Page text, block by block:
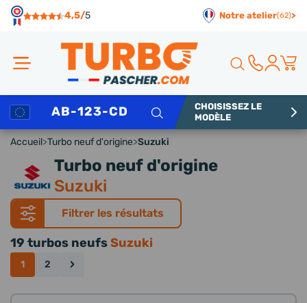
4,5/5 Notre atelier(62)>
Rechercher
CHOISISSEZ LE
MODÈLE
Accueil>Turbo neuf d'origine>Suzuki
Turbo neuf d'origine
Suzuki
Filtrer les résultats
19 turbos neufsSuzuki
1 2 ›
Panneau de gestion des cookies